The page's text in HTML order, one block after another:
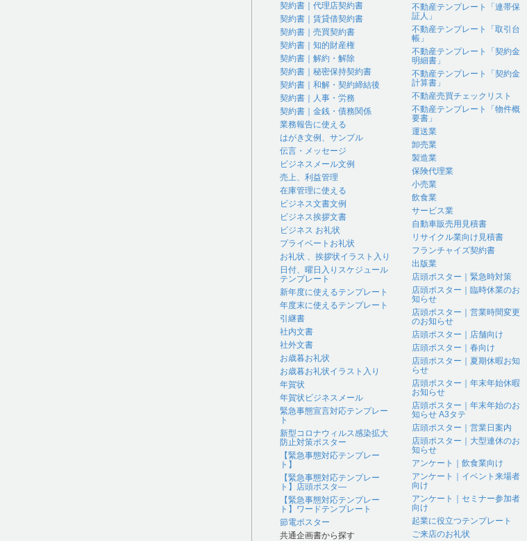
契約書｜代理店契約書
契約書｜賃貸借契約書
契約書｜売買契約書
契約書｜知的財産権
契約書｜解約・解除
契約書｜秘密保持契約書
契約書｜和解・契約締結後
契約書｜人事・労務
契約書｜金銭・債務関係
業務報告に使える
はがき文例、サンプル
伝言・メッセージ
ビジネスメール文例
売上、利益管理
在庫管理に使える
ビジネス文書文例
ビジネス挨拶文書
ビジネス お礼状
プライベートお礼状
お礼状 、挨拶状イラスト入り
日付、曜日入りスケジュール
テンプレート
新年度に使えるテンプレート
年度末に使えるテンプレート
引継書
社内文書
社外文書
お歳暮お礼状
お歳暮お礼状イラスト入り
年賀状
年賀状ビジネスメール
緊急事態宣言対応テンプレー
ト
新型コロナウィルス感染拡大
防止対策ポスター
【緊急事態対応テンプレー
ト】
【緊急事態対応テンプレー
ト】店頭ポスタ―
【緊急事態対応テンプレー
ト】ワードテンプレート
節電ポスター
共通企画書から探す
不動産テンプレート「連帯保
証人」
不動産テンプレート「取引台
帳」
不動産テンプレート「契約金
明細書」
不動産テンプレート「契約金
計算書」
不動産売買チェックリスト
不動産テンプレート「物件概
要書」
運送業
卸売業
製造業
保険代理業
小売業
飲食業
サービス業
自動車販売用見積書
リサイクル業向け見積書
フランチャイズ契約書
出版業
店頭ポスター｜緊急時対策
店頭ポスター｜臨時休業のお
知らせ
店頭ポスター｜営業時間変更
のお知らせ
店頭ポスター｜店舗向け
店頭ポスター｜春向け
店頭ポスター｜夏期休暇お知
らせ
店頭ポスター｜年末年始休暇
お知らせ
店頭ポスター｜年末年始のお
知らせ A3タテ
店頭ポスター｜営業日案内
店頭ポスター｜大型連休のお
知らせ
アンケート｜飲食業向け
アンケート｜イベント来場者
向け
アンケート｜セミナー参加者
向け
起業に役立つテンプレート
ご来店のお礼状